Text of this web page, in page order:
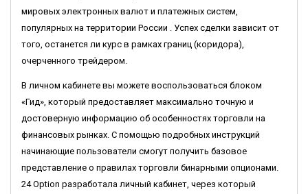
мировых электронных валют и платежных систем,
популярных на территории России . Успех сделки зависит от
того, останется ли курс в рамках границ (коридора),
очерченного трейдером.
В личном кабинете вы можете воспользоваться блоком
«Гид», который предоставляет максимально точную и
достоверную информацию об особенностях торговли на
финансовых рынках. С помощью подробных инструкций
начинающие пользователи смогут получить базовое
представление о правилах торговли бинарными опционами.
24 Option разработала личный кабинет, через который